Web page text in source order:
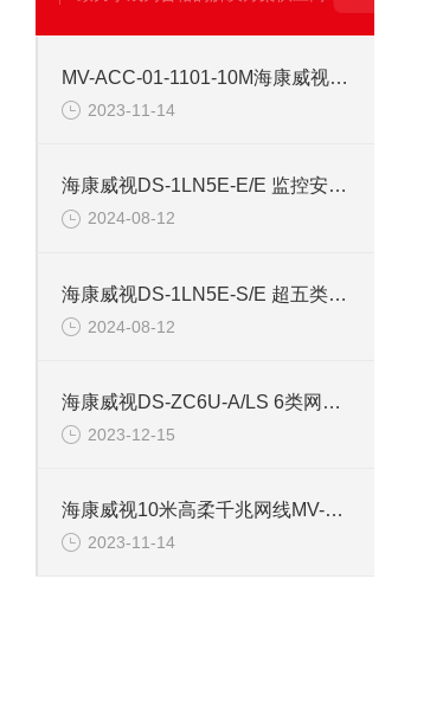
MV-ACC-01-1101-10M海康威视10米普柔网线
2023-11-14
海康威视DS-1LN5E-E/E 监控安防专用超五类网线
2024-08-12
海康威视DS-1LN5E-S/E 超五类监控安防网线
2024-08-12
海康威视DS-ZC6U-A/LS 6类网线Cat6非屏蔽双绞线
2023-12-15
海康威视10米高柔千兆网线MV-ACC-01-1102-10m
2023-11-14